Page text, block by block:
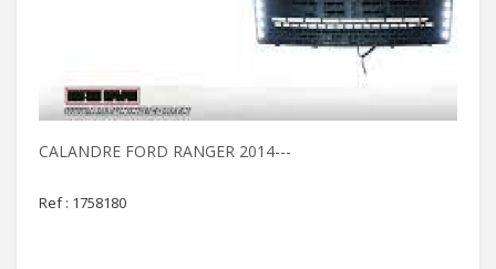
CALANDRE FORD RANGER 2014---
Ref : 1758180